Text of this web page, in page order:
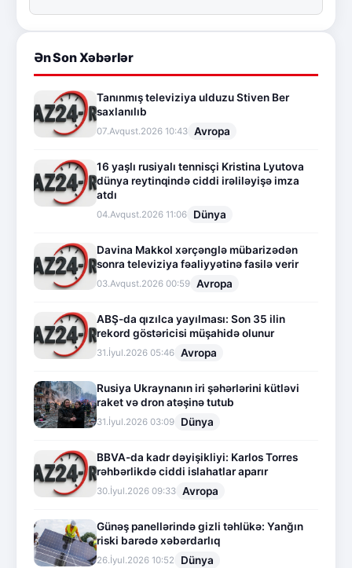
Ən Son Xəbərlər
Tanınmış televiziya ulduzu Stiven Ber
saxlanılıb
07.Avqust.2026 10:43 Avropa
16 yaşlı rusiyalı tennisçi Kristina Lyutova
dünya reytinqində ciddi irəliləyişə imza
atdı
04.Avqust.2026 11:06 Dünya
Davina Makkol xərçənglə mübarizədən
sonra televiziya fəaliyyətinə fasilə verir
03.Avqust.2026 00:59 Avropa
ABŞ-da qızılca yayılması: Son 35 ilin
rekord göstəricisi müşahidə olunur
31.İyul.2026 05:46 Avropa
Rusiya Ukraynanın iri şəhərlərini kütləvi
raket və dron atəşinə tutub
31.İyul.2026 03:09 Dünya
BBVA-da kadr dəyişikliyi: Karlos Torres
rəhbərlikdə ciddi islahatlar aparır
30.İyul.2026 09:33 Avropa
Günəş panellərində gizli təhlükə: Yanğın
riski barədə xəbərdarlıq
26.İyul.2026 10:52 Dünya